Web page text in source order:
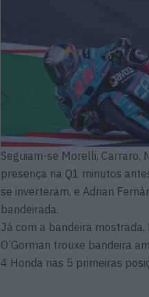
Seguiam-se Morelli, Carraro,
presença na Q1 minutos
se inverteram, e Adrian
bandeirada.
Já com a bandeira
O’Gorman trouxe bandeira
4 Honda nas 5 primeiras